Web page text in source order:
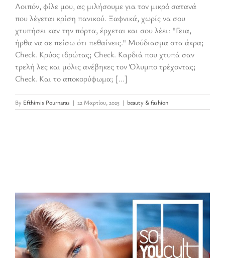
Λοιπόν, φίλε μου, ας μιλήσουμε για τον μικρό σατανά
που λέγεται κρίση πανικού. Ξαφνικά, χωρίς να σου
χτυπήσει καν την πόρτα, έρχεται και σου λέει: "Γεια,
ήρθα να σε πείσω ότι πεθαίνεις." Μούδιασμα στα άκρα;
Check. Κρύος ιδρώτας; Check. Καρδιά που χτυπά σαν
τρελή λες και μόλις ανέβηκες τον Όλυμπο τρέχοντας;
Check. Και το αποκορύφωμα; [...]
By Efthimis Pournaras | 22 Μαρτίου, 2025 | beauty & fashion